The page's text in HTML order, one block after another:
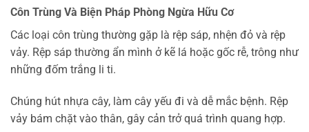
Côn Trùng Và Biện Pháp Phòng Ngừa Hữu Cơ
Các loại côn trùng thường gặp là rệp sáp, nhện đỏ và rệp
vảy. Rệp sáp thường ẩn mình ở kẽ lá hoặc gốc rễ, trông như
những đốm trắng li ti.
Chúng hút nhựa cây, làm cây yếu đi và dễ mắc bệnh. Rệp
vảy bám chặt vào thân, gây cản trở quá trình quang hợp.